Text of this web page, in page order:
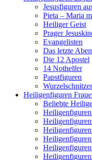
Jesusfiguren
Pieta – Maria
Heiliger Geist
Prager
Evangelisten
Das letzte
Die 12 Apostel
14 Nothelfer
Papstfiguren
Heiligenfiguren
Beliebte